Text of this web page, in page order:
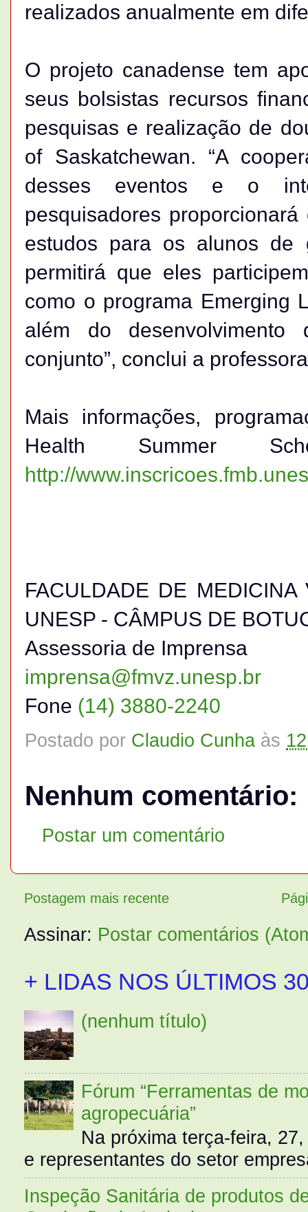
realizados anualmente em
O projeto canadense tem
seus bolsistas recursos
pesquisas e realização de
of Saskatchewan. “A
desses eventos e o
pesquisadores
estudos para os alunos de
permitirá que eles
como o programa Emerging
além do
conjunto”, conclui a
Mais informações,
Health Summer
http://
FACULDADE DE
UNESP - CÂMPUS DE
Assessoria de Imprensa
imprensa@fmvz.unesp.br
Fone (14) 3880-2240
Postado por Claudio Cunha às
Nenhum comentário:
Postar um comentário
Postagem mais recente
Assinar: Postar comentários
+ LIDAS NOS ÚLTIMOS
(nenhum título)
Fórum “Ferramentas de
agropecuária”
Na próxima terça-feira,
e representantes do setor
Inspeção Sanitária de produtos